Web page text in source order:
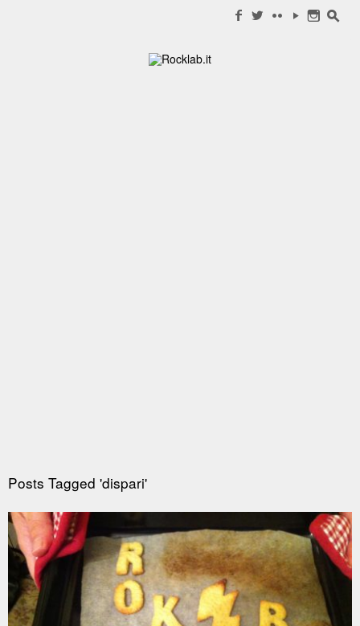
f w c y n s
Posts Tagged 'dispari'